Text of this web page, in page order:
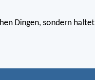
Dingen, sondern